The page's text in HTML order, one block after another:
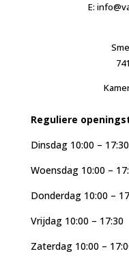
E:
Reguliere
Dinsdag 10:00 – 17:30
Woensdag 10:00 –
Donderdag 10:00 –
Vrijdag 10:00 – 17:30
Zaterdag 10:00 –